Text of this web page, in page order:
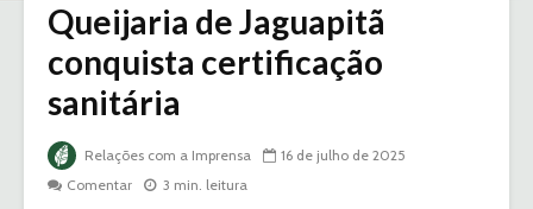
Queijaria de Jaguapitã
conquista certificação
sanitária
Relações com a Imprensa
16 de julho de 2025
Comentar
3 min. leitura